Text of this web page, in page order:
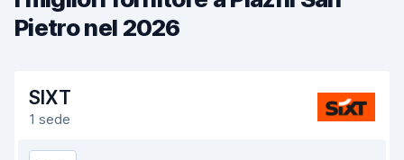
Pietro nel 2026
SIXT
1 sede